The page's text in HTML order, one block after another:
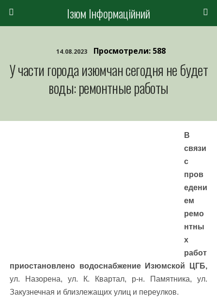
Ізюм Інформаційний
14.08.2023 Просмотрели: 588
У части города изюмчан сегодня не будет
воды: ремонтные работы
В
связи
с
пров
едени
ем
ремо
нтны
х
работ
приостановлено водоснабжение Изюмской ЦГБ,
ул. Назорена, ул. К. Квартал, р-н. Памятника, ул.
Закузнечная и близлежащих улиц и переулков.